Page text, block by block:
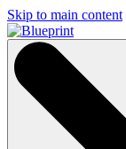
Skip to main content